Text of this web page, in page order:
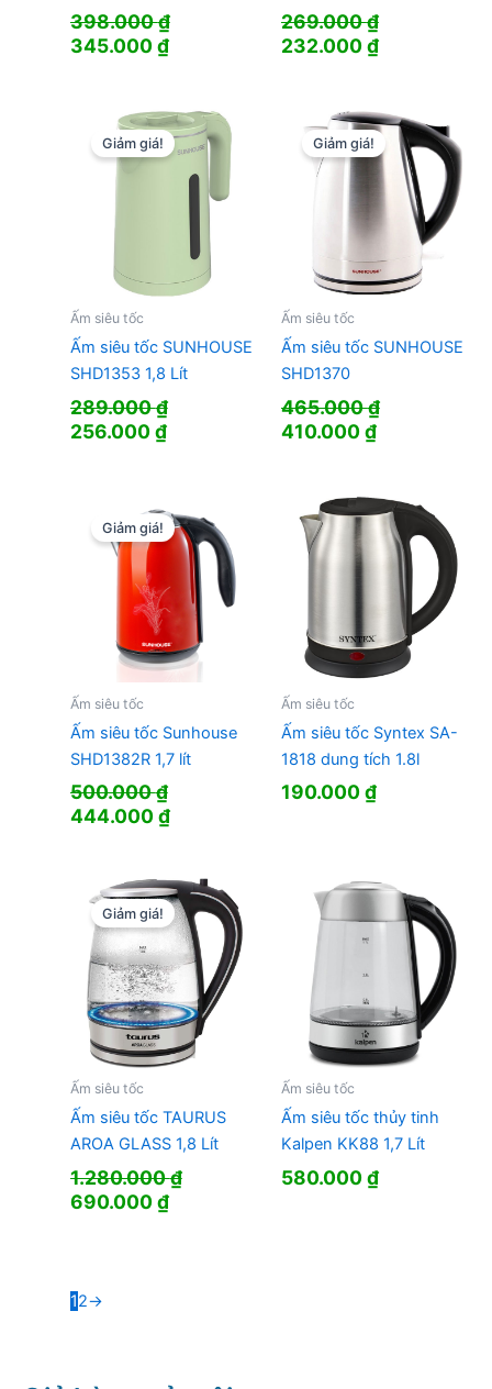
398.000₫
Giá
398.000 ₫.
345.000₫Giá
là:
345.000 ₫.
269.000₫
Giá
269.000 ₫.
232.000₫Giá
là:
232.000 ₫.
Giảm giá!
Ấm siêu tốc
Ấm siêu tốc SUNHOUSE
SHD1353 1,8 Lít
289.000₫
Giá
256.000₫Giá
256.000 ₫.
Giảm giá!
Ấm siêu tốc
Ấm siêu tốc SUNHOUSE
SHD1370
465.000₫
Giá
465.000 ₫.
410.000₫Giá
là:
410.000 ₫.
Giảm giá!
Ấm siêu tốc
Ấm siêu tốc Sunhouse
SHD1382R 1,7 lít
500.000₫
Giá
500.000 ₫.
444.000₫Giá
là:
444.000 ₫.
Ấm siêu tốc
Ấm siêu tốc Syntex SA-
1818 dung tích 1.8l
190.000₫
Giảm giá!
Ấm siêu tốc
Ấm siêu tốc TAURUS
AROA GLASS 1,8 Lít
1.280.000₫
Giá
690.000₫Giá
Ấm siêu tốc
Ấm siêu tốc thủy tinh
Kalpen KK88 1,7 Lít
580.000₫
12→